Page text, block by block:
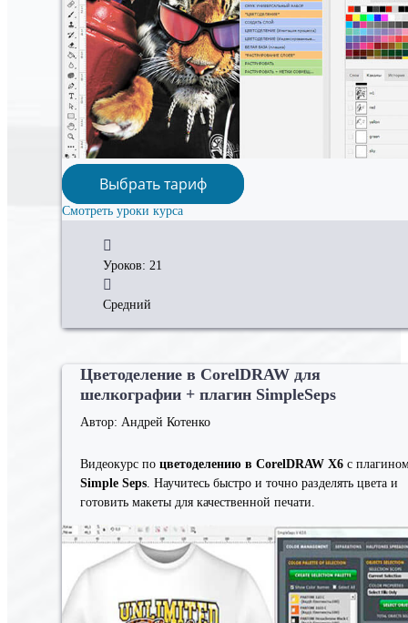
Уроков: 21
Средний
Выбрать тариф
Смотреть уроки курса
Цветоделение в CorelDRAW для
шелкографии + плагин SimpleSeps
Автор: Андрей Котенко
Видеокурс по цветоделению в CorelDRAW X6 с
Simple Seps . Научитесь быстро и точно разделять цвета и
готовить макеты для качественной печати.